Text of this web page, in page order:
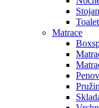
Matrace